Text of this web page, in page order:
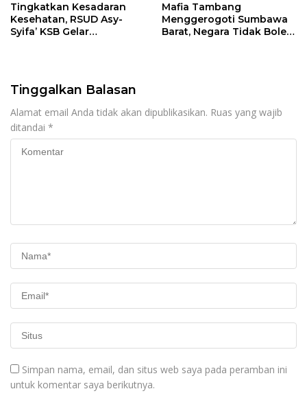
Tingkatkan Kesadaran
Kesehatan, RSUD Asy-
Syifa’ KSB Gelar
Mafia Tambang
Menggerogoti Sumbawa
Barat, Negara Tidak Boleh
Tinggalkan Balasan
Alamat email Anda tidak akan dipublikasikan. Ruas yang wajib
ditandai *
Simpan nama, email, dan situs web saya pada peramban ini
untuk komentar saya berikutnya.